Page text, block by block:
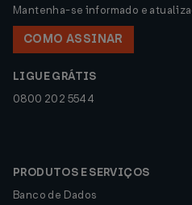
Mantenha-se informado e
COMO ASSINAR
LIGUE GRÁTIS
0800 202 5544
PRODUTOS E SERVIÇOS
Banco de Dados